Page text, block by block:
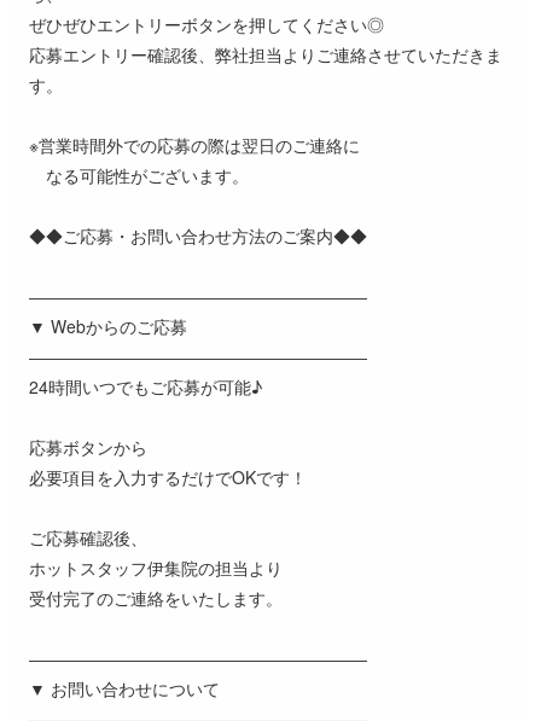
ぜひぜひエントリーボタンを押してください◎
応募エントリー確認後、弊社担当よりご連絡させていただきま
す。
※営業時間外での応募の際は翌日のご連絡に
なる可能性がございます。
◆◆ご応募・お問い合わせ方法のご案内◆◆
――――――――――――――――――――
▼ Webからのご応募
――――――――――――――――――――
24時間いつでもご応募が可能♪
応募ボタンから
必要項目を入力するだけでOKです！
ご応募確認後、
ホットスタッフ伊集院の担当より
受付完了のご連絡をいたします。
――――――――――――――――――――
▼ お問い合わせについて